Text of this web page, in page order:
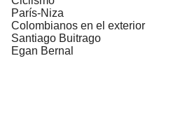
París-Niza
Colombianos en el exterior
Santiago Buitrago
Egan Bernal